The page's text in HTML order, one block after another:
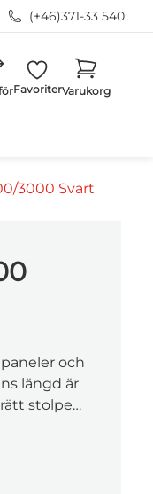
(+46)371-33 540
FavoriterVarukorg
3000 Svart
och
längd är
stolpe